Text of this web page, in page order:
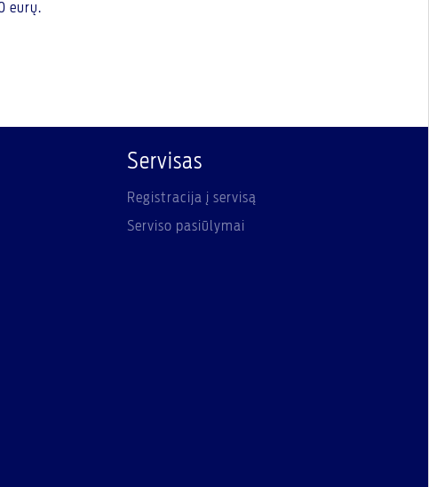
eurų.
Servisas
Registracija į servisą
Serviso pasiūlymai